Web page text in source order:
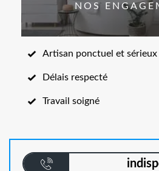
NOS
Artisan ponctuel et sérieux
Délais respecté
Travail soigné